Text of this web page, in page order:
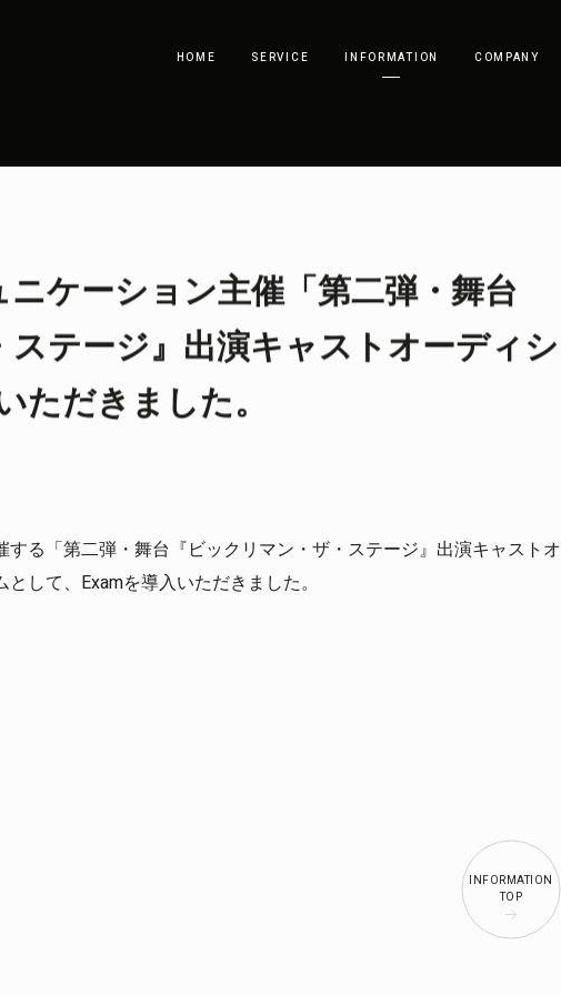
HOME SERVICE INFORMATION COMPANY
ケーション主催「第二弾・舞台
ステージ』出演キャストオーディシ
ただきました。
る「第二弾・舞台『ビックリマン・ザ・ステージ』出演キャストオ
して、Examを導入いただきました。
INFORMATION
TOP